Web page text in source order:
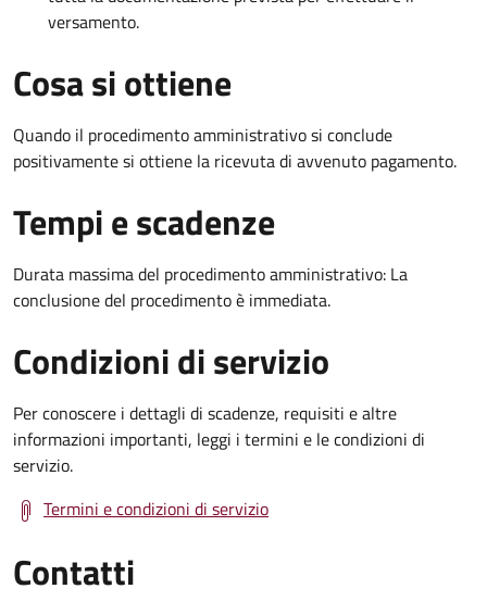
versamento.
Cosa si ottiene
Quando il procedimento amministrativo si conclude
positivamente si ottiene la ricevuta di avvenuto pagamento.
Tempi e scadenze
Durata massima del procedimento amministrativo: La
conclusione del procedimento è immediata.
Condizioni di servizio
Per conoscere i dettagli di scadenze, requisiti e altre
informazioni importanti, leggi i termini e le condizioni di
servizio.
Termini e condizioni di servizio
Contatti